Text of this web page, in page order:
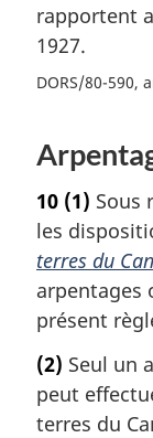
rapportent
1927.
DORS/80-590,
10 (1) Sous
les
terres du
arpentages
présent
(2) Seul un
peut
terres du